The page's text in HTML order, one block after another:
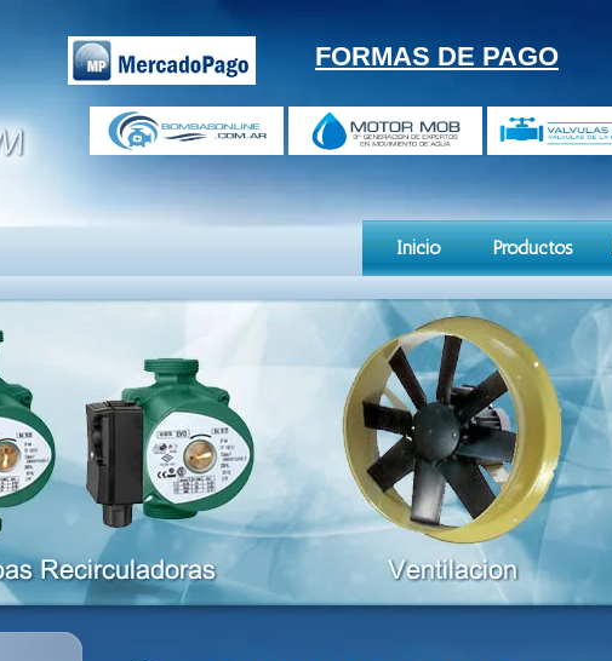
FORMAS DE PAGO
Inicio Productos